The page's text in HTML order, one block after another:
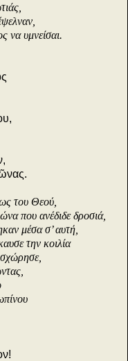
να υμνείσαι.
του Θεού,
που ανέδιδε δροσιά,
μέσα σ’ αυτή,
την κοιλία